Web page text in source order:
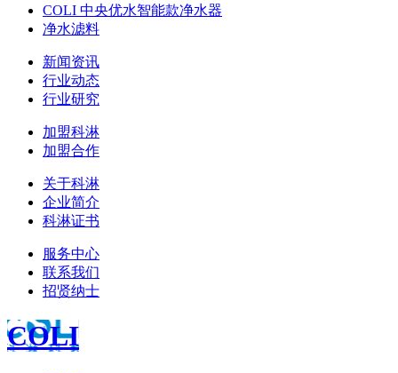
COLI 中央优水智能款净水器
净水滤料
新闻资讯
行业动态
行业研究
加盟科淋
加盟合作
关于科淋
企业简介
科淋证书
服务中心
联系我们
招贤纳士
COLI